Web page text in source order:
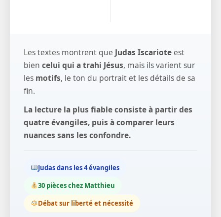
Les textes montrent que Judas Iscariote est
bien celui qui a trahi Jésus, mais ils varient sur
les motifs, le ton du portrait et les détails de sa
fin.
La lecture la plus fiable consiste à partir des
quatre évangiles, puis à comparer leurs
nuances sans les confondre.
Judas dans les 4 évangiles
30 pièces chez Matthieu
Débat sur liberté et nécessité